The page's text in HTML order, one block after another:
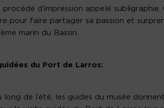
procédé d’impression appelé
pour faire partager sa passion et
marin du Bassin.
du Port de Larros:
long de l’été, les guides du musée